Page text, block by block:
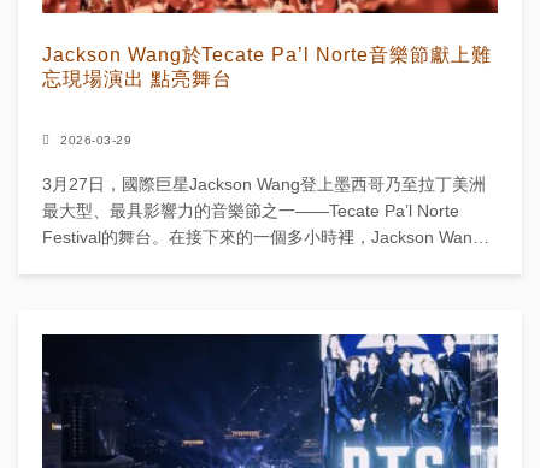
Jackson Wang於Tecate Pa’l Norte音樂節獻上難
忘現場演出 點亮舞台
2026-03-29
3月27日，國際巨星Jackson Wang登上墨西哥乃至拉丁美洲
最大型、最具影響力的音樂節之一——Tecate Pa’l Norte
Festival的舞台。在接下來的一個多小時裡，Jackson Wang